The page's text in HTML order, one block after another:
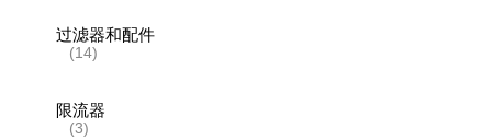
过滤器和配件
(14)
限流器
(3)